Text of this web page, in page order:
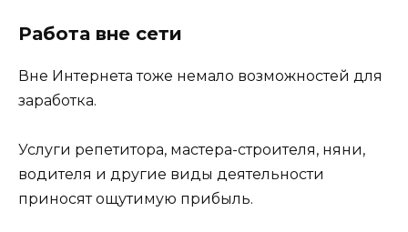
Работа вне сети
Вне Интернета тоже немало возможностей для
заработка.
Услуги репетитора, мастера-строителя, няни,
водителя и другие виды деятельности
приносят ощутимую прибыль.